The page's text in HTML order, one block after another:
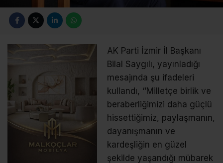
AK Parti İzmir İl Başkanı
Bilal Saygılı, yayınladığı
mesajında şu ifadeleri
kullandı, ‘’Milletçe birlik ve
beraberliğimizi daha güçlü
hissettiğimiz, paylaşmanın,
dayanışmanın ve
kardeşliğin en güzel
şekilde yaşandığı mübarek